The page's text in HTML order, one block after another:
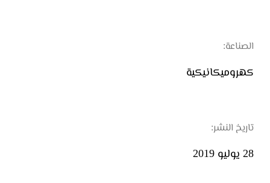
الصناعة:
كهروميكانيكية
تاريخ النشر:
28 يوليو 2019